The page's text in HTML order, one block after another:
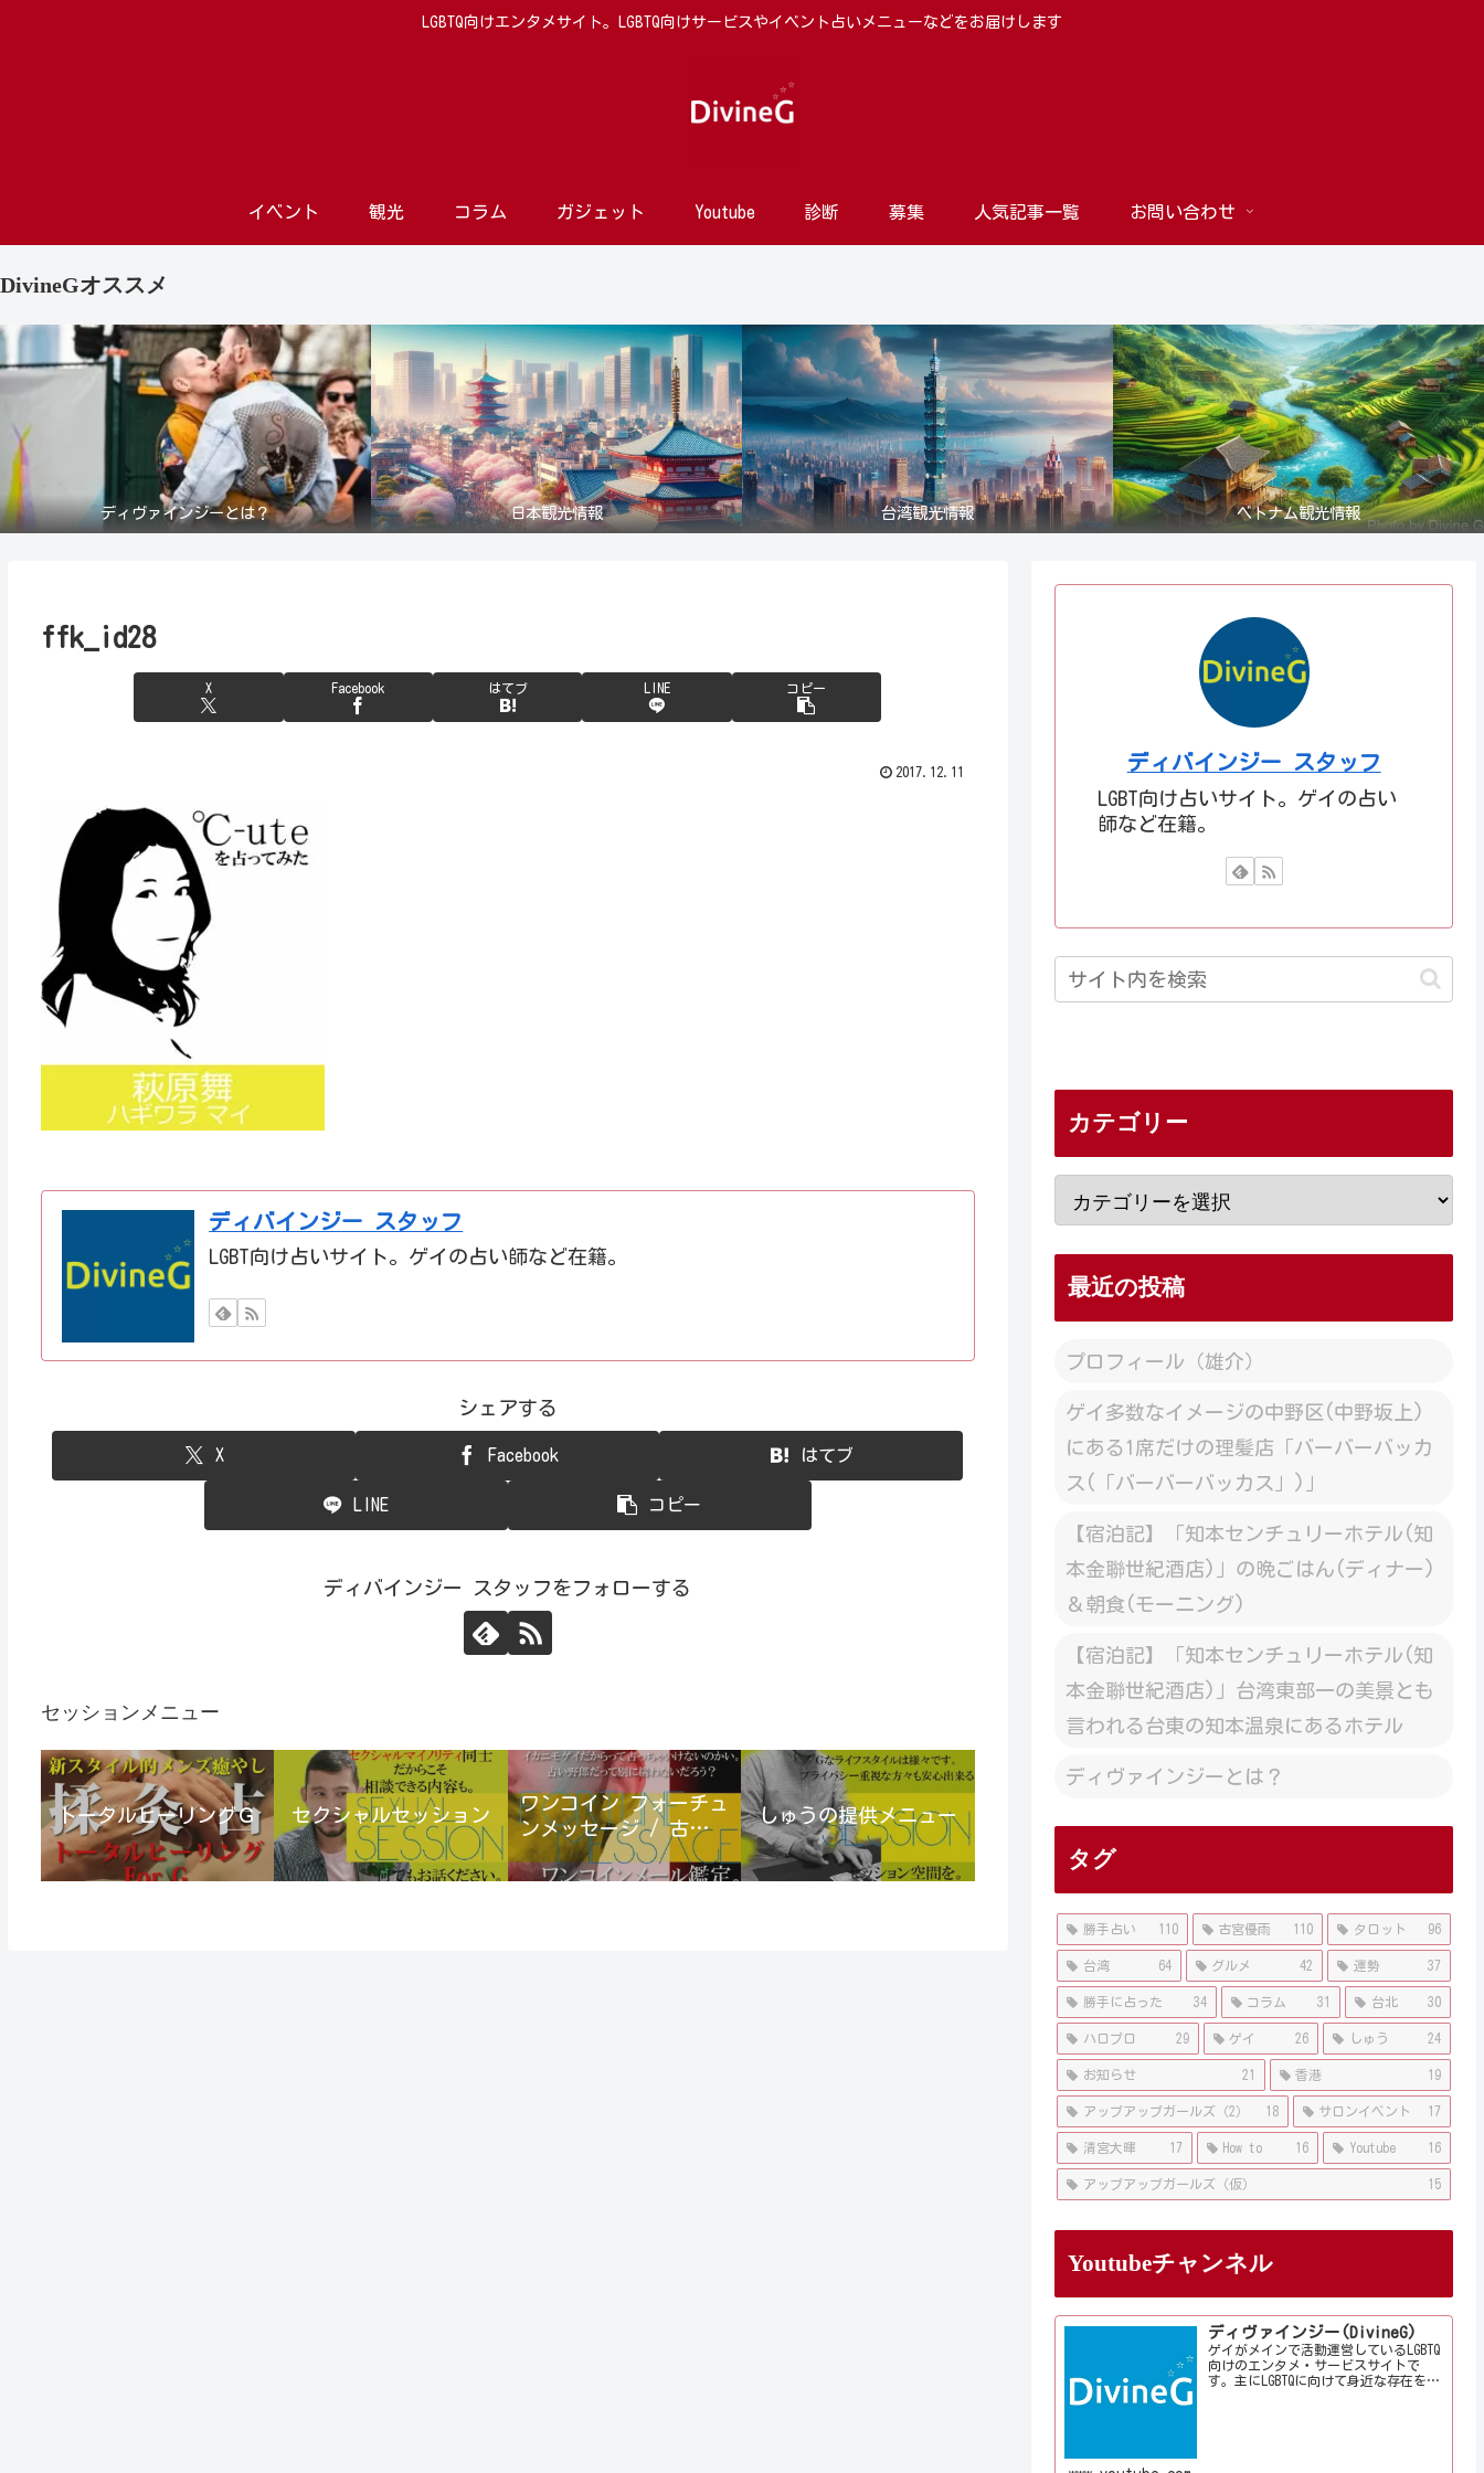
LGBTQ向けエンタメサイト。LGBTQ向けサービスやイベント占いメニューなどをお届けします
イベント 観光 コラム ガジェット Youtube 診断 募集 人気記事一覧 お問い合わせ
DivineGオススメ
ディヴァインジーとは？ 日本観光情報 台湾観光情報 ベトナム観光情報
ffk_id28
X Facebook はてブ LINE コピー
2017.12.11
ディバインジー スタッフ
LGBT向け占いサイト。ゲイの占い師など在籍。
シェアする
X Facebook はてブ
LINE コピー
ディバインジー スタッフをフォローする
セッションメニュー
トータルヒーリングＧ セクシャルセッション
ワンコイン フォーチュ
ンメッセージ / 古宮優
雨
しゅうの提供メニュー
ディバインジー スタッフ
LGBT向け占いサイト。ゲイの占い
師など在籍。
カテゴリー
最近の投稿
プロフィール（雄介）
ゲイ多数なイメージの中野区(中野坂上)
にある1席だけの理髪店「バーバーバッカ
ス(「バーバーバッカス」)」
【宿泊記】「知本センチュリーホテル(知
本金聯世紀酒店)」の晩ごはん(ディナー)
＆朝食(モーニング)
【宿泊記】「知本センチュリーホテル(知
本金聯世紀酒店)」台湾東部一の美景とも
言われる台東の知本温泉にあるホテル
ディヴァインジーとは？
タグ
勝手占い 110 古宮優雨 110 タロット 96
台湾 64 グルメ 42 運勢 37
勝手に占った 34 コラム 31 台北 30
ハロプロ 29 ゲイ 26 しゅう 24
お知らせ 21 香港 19
アップアップガールズ（2） 18 サロンイベント 17
清宮大暉 17 How to 16 Youtube 16
アップアップガールズ（仮） 15
Youtubeチャンネル
ディヴァインジー(DivineG)
ゲイがメインで活動運営しているLGBTQ
向けのエンタメ・サービスサイトで
す。主にLGBTQに向けて身近な存在を意